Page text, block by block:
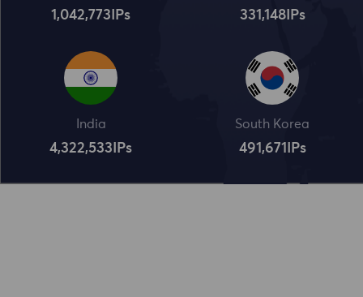
1,042,773 IPs 331,148IPs
India
4,322,534 IPs
South Korea
491,672 IPs